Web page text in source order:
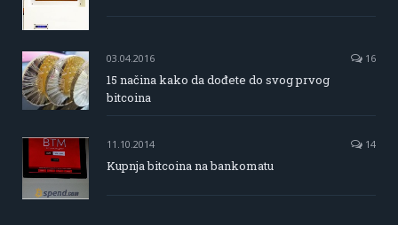
03.04.2016 16
15 načina kako da dođete do svog prvog
bitcoina
11.10.2014 14
Kupnja bitcoina na bankomatu